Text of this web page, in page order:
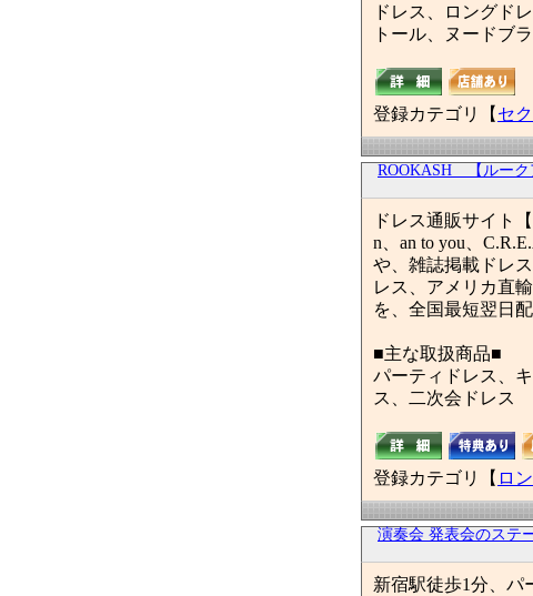
ドレス、ロングド
トール、ヌードブ
登録カテゴリ【 セ
ROOKASH 【ルーク
ドレス通販サイト
n、an to you、
や、雑誌掲載ドレ
レス、アメリカ直
を、全国最短翌日
■主な取扱商品■
パーティドレス、
ス、二次会ドレス
登録カテゴリ【 ロ
演奏会 発表会のステ
新宿駅徒歩1分、パ